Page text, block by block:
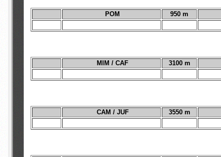
POM 950 m
MIM / CAF 3100 m
CAM / JUF 3550 m